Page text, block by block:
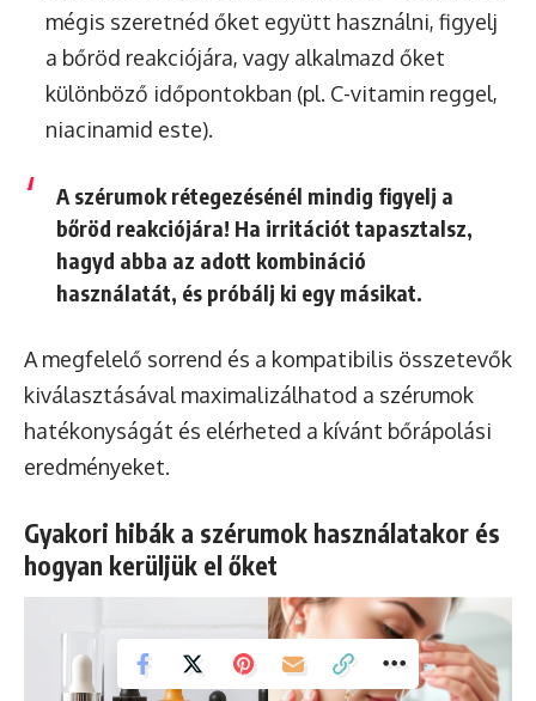
mégis szeretnéd őket együtt használni, figyelj
a bőröd reakciójára, vagy alkalmazd őket
különböző időpontokban (pl. C-vitamin reggel,
niacinamid este).
A szérumok rétegezésénél mindig figyelj a
bőröd reakciójára! Ha irritációt tapasztalsz,
hagyd abba az adott kombináció
használatát, és próbálj ki egy másikat.
A megfelelő sorrend és a kompatibilis összetevők
kiválasztásával maximalizálhatod a szérumok
hatékonyságát és elérheted a kívánt bőrápolási
eredményeket.
Gyakori hibák a szérumok használatakor és
hogyan kerüljük el őket